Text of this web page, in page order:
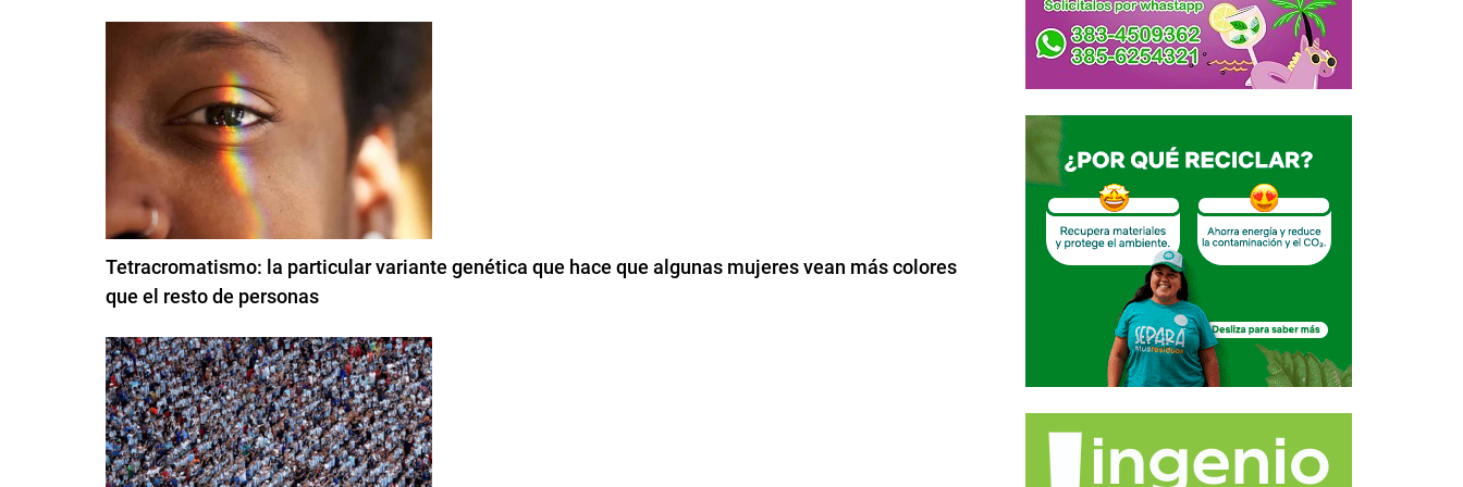
Tetracromatismo: la particular variante genética que hace que algunas mujeres vean más colores
que el resto de personas